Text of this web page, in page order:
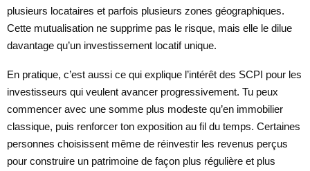
plusieurs locataires et parfois plusieurs zones géographiques.
Cette mutualisation ne supprime pas le risque, mais elle le dilue
davantage qu’un investissement locatif unique.
En pratique, c’est aussi ce qui explique l’intérêt des SCPI pour les
investisseurs qui veulent avancer progressivement. Tu peux
commencer avec une somme plus modeste qu’en immobilier
classique, puis renforcer ton exposition au fil du temps. Certaines
personnes choisissent même de réinvestir les revenus perçus
pour construire un patrimoine de façon plus régulière et plus